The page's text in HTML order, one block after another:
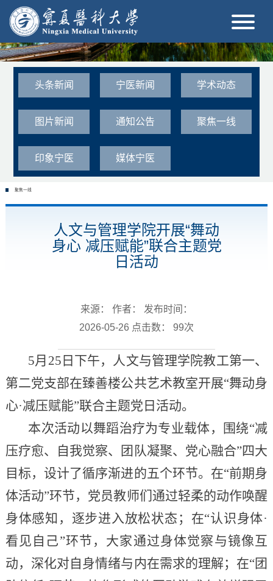
头条新闻 宁医新闻 学术动态
图片新闻 通知公告 聚焦一线
印象宁医 媒体宁医
聚焦一线
人文与管理学院开展“舞动
身心 减压赋能”联合主题党
日活动
来源： 作者： 发布时间：
2026-05-26 点击数： 99次
5月25日下午，人文与管理学院教工第一、
第二党支部在臻善楼公共艺术教室开展“舞动身
心·减压赋能”联合主题党日活动。
本次活动以舞蹈治疗为专业载体，围绕“减
压疗愈、自我觉察、团队凝聚、党心融合”四大
目标，设计了循序渐进的五个环节。在“前期身
体活动”环节，党员教师们通过轻柔的动作唤醒
身体感知，逐步进入放松状态；在“认识身体·
看见自己”环节，大家通过身体觉察与镜像互
动，深化对自身情绪与内在需求的理解；在“团